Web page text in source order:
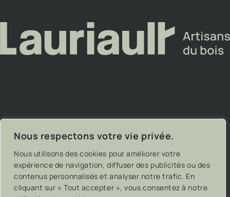
Nous respectons votre vie privée.
Nous utilisons des cookies pour améliorer votre
expérience de navigation, diffuser des publicités ou des
contenus personnalisés et analyser notre trafic. En
cliquant sur « Tout accepter », vous consentez à notre
Lauriault – Artisans du bois
– Tous droits réservés
Pixel
que nos clients font